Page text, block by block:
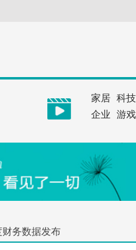
家居 科技
企业
游戏
财务数据发布